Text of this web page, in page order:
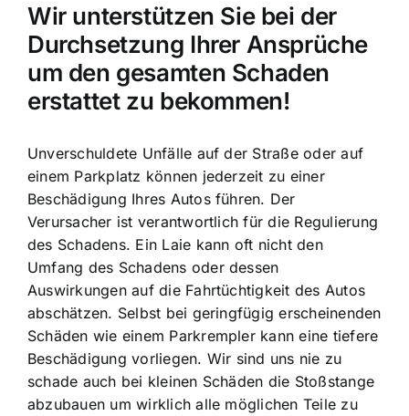
Wir unterstützen Sie bei der
Durchsetzung Ihrer Ansprüche
um den gesamten Schaden
erstattet zu bekommen!
Unverschuldete Unfälle auf der Straße oder auf
einem Parkplatz können jederzeit zu einer
Beschädigung Ihres Autos führen. Der
Verursacher ist verantwortlich für die Regulierung
des Schadens. Ein Laie kann oft nicht den
Umfang des Schadens oder dessen
Auswirkungen auf die Fahrtüchtigkeit des Autos
abschätzen. Selbst bei geringfügig erscheinenden
Schäden wie einem Parkrempler kann eine tiefere
Beschädigung vorliegen. Wir sind uns nie zu
schade auch bei kleinen Schäden die Stoßstange
abzubauen um wirklich alle möglichen Teile zu